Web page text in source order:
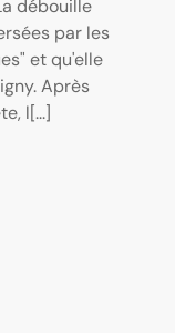
débouille
par les
et qu'elle
Après
l[...]